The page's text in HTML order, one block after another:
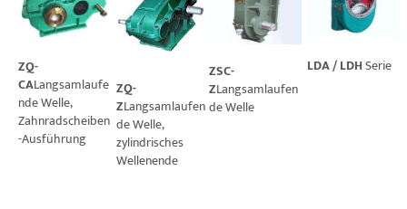
ZQ-
CALangsamlaufe
nde Welle,
Zahnradscheiben
-Ausführung
ZQ-
ZLangsamlaufen
de Welle,
zylindrisches
Wellenende
ZSC-
ZLangsamlaufen
de Welle
LDA / LDHSerie